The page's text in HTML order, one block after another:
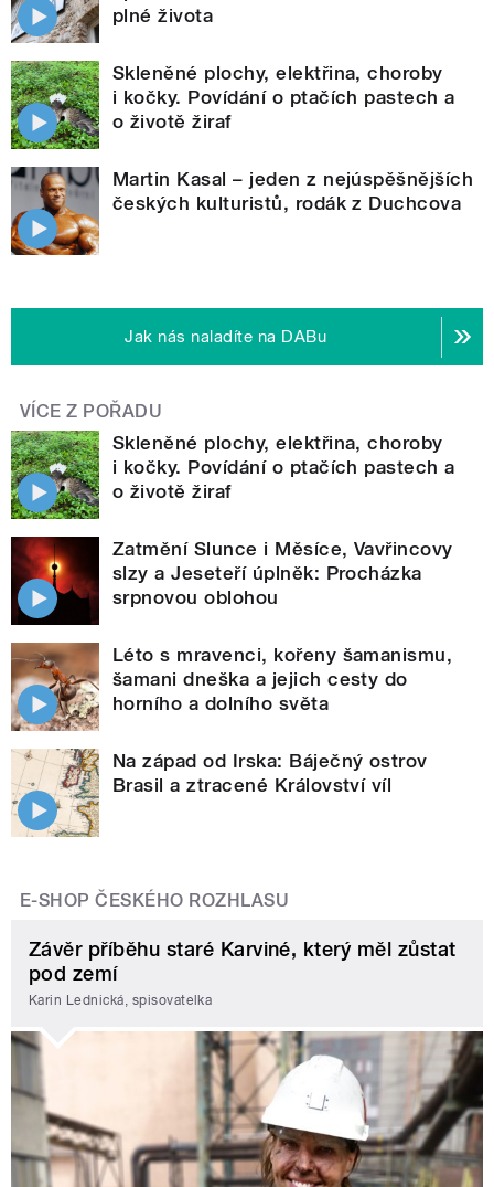
plné života
Skleněné plochy, elektřina, choroby
i kočky. Povídání o ptačích pastech a
o životě žiraf
Martin Kasal – jeden z nejúspěšnějších
českých kulturistů, rodák z Duchcova
Jak nás naladíte na DABu
VÍCE Z POŘADU
Skleněné plochy, elektřina, choroby
i kočky. Povídání o ptačích pastech a
o životě žiraf
Zatmění Slunce i Měsíce, Vavřincovy
slzy a Jeseteří úplněk: Procházka
srpnovou oblohou
Léto s mravenci, kořeny šamanismu,
šamani dneška a jejich cesty do
horního a dolního světa
Na západ od Irska: Báječný ostrov
Brasil a ztracené Království víl
E-SHOP ČESKÉHO ROZHLASU
Závěr příběhu staré Karviné, který měl zůstat
pod zemí
Karin Lednická, spisovatelka